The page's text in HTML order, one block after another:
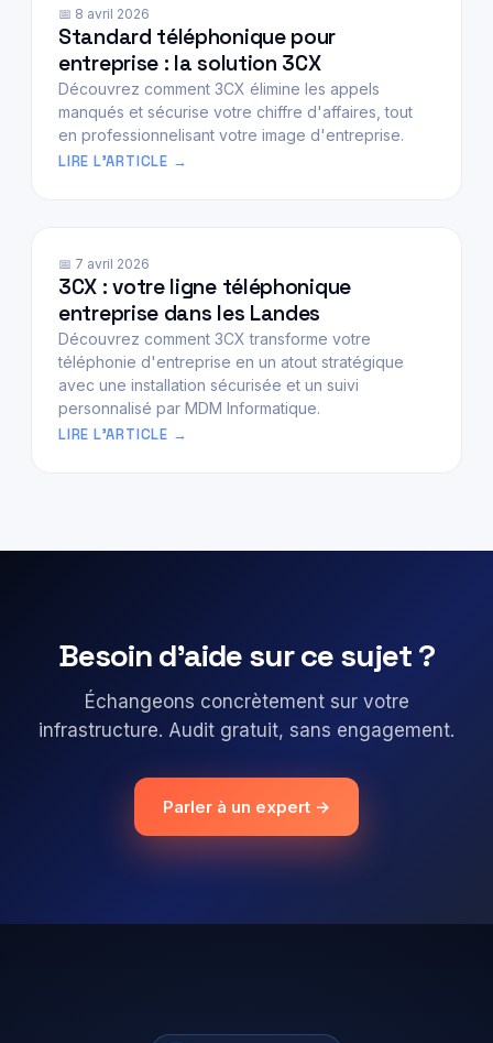
📅 8 avril 2026
Standard téléphonique pour
entreprise : la solution 3CX
Découvrez comment 3CX élimine les appels
manqués et sécurise votre chiffre d'affaires, tout
en professionnelisant votre image d'entreprise.
LIRE L'ARTICLE
📅 7 avril 2026
3CX : votre ligne téléphonique
entreprise dans les Landes
Découvrez comment 3CX transforme votre
téléphonie d'entreprise en un atout stratégique
avec une installation sécurisée et un suivi
personnalisé par MDM Informatique.
LIRE L'ARTICLE
Besoin d'aide sur ce sujet ?
Échangeons concrètement sur votre
infrastructure. Audit gratuit, sans engagement.
Parler à un expert →